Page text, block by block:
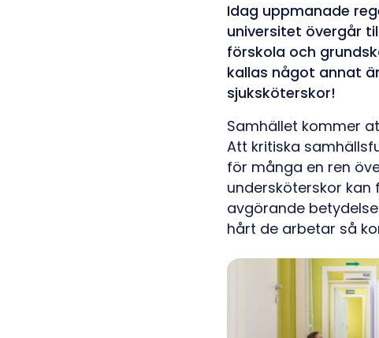
Idag uppmanade
universitet övergår
förskola och
kallas något annat
sjuksköterskor!
Samhället kommer
Att kritiska
för många en ren
undersköterskor
avgörande
hårt de arbetar så